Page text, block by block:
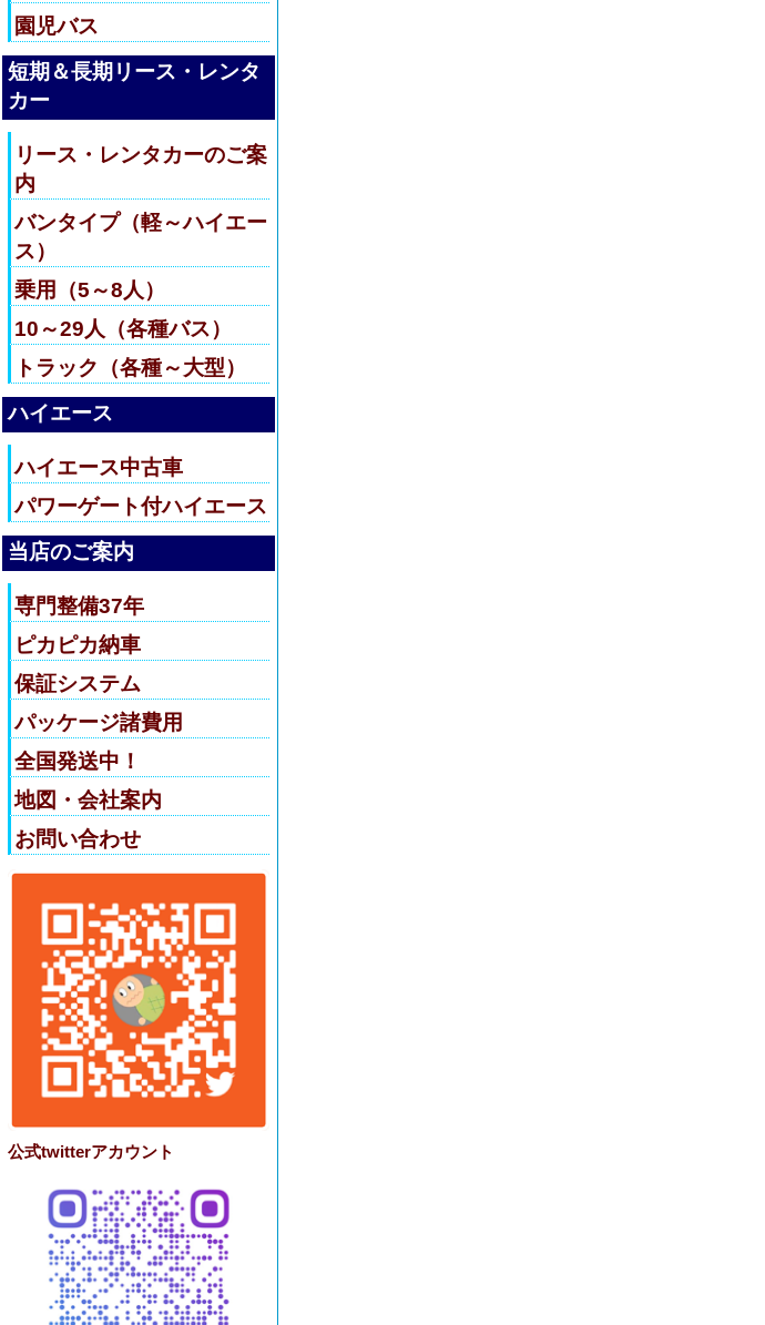
園児バス
短期＆長期リース・レンタ
カー
リース・レンタカーのご案
内
バンタイプ（軽～ハイエー
ス）
乗用（5～8人）
10～29人（各種バス）
トラック（各種～大型）
ハイエース
ハイエース中古車
パワーゲート付ハイエース
当店のご案内
専門整備37年
ピカピカ納車
保証システム
パッケージ諸費用
全国発送中！
地図・会社案内
お問い合わせ
公式twitterアカウント